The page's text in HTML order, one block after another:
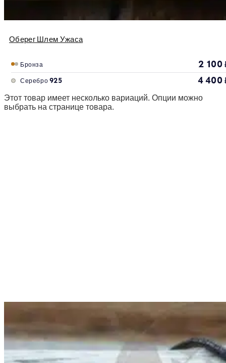
Оберег Шлем Ужаса
Бронза 2 100
Серебро 925 4 400
Этот товар имеет несколько вариаций. Опции можно
выбрать на странице товара.